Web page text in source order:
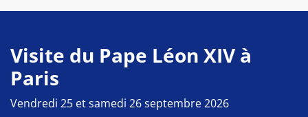
Visite du Pape Léon XIV à
Paris
Vendredi 25 et samedi 26 septembre 2026